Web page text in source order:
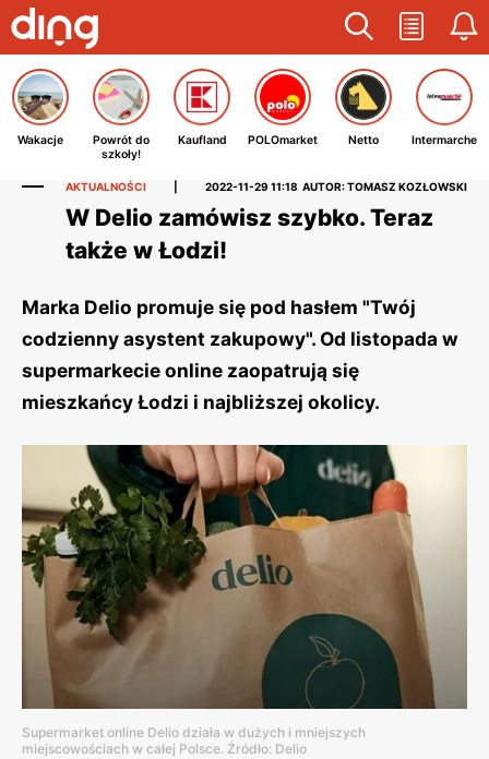
Wakacje
Powrót do
szkoły!
Kaufland POLOmarket Netto Intermarche
AKTUALNOŚCI 2022-11-29 11:18 AUTOR: TOMASZ KOZŁOWSKI
W Delio zamówisz szybko. Teraz
także w Łodzi!
Marka Delio promuje się pod hasłem "Twój
codzienny asystent zakupowy". Od listopada w
supermarkecie online zaopatrują się
mieszkańcy Łodzi i najbliższej okolicy.
Supermarket online Delio działa w dużych i mniejszych
miejscowościach w całej Polsce. Źródło: Delio